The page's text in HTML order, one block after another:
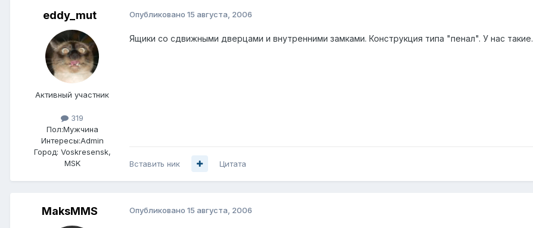
eddy_mut
Активный участник
319
Пол:Мужчина
Интересы:Admin
Город: Voskresensk,
MSK
Опубликовано 15 августа, 2006
Ящики со сдвижными дверцами и внутренними замками. Конструкция типа "пенал". У нас такие.
Вставить ник Цитата
MaksMMS Опубликовано 15 августа, 2006